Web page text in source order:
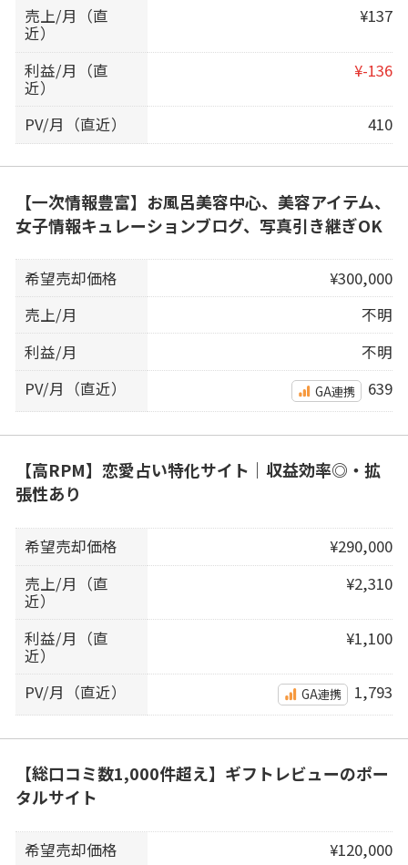
売上/月（直
近）
¥137
利益/月（直
近）
¥-136
PV/月（直近） 410
【一次情報豊富】お風呂美容中心、美容アイテム、
女子情報キュレーションブログ、写真引き継ぎOK
希望売却価格
¥300,000
売上/月
不明
利益/月
不明
PV/月（直近）
GA連携 639
【高RPM】恋愛占い特化サイト｜収益効率◎・拡
張性あり
希望売却価格
¥290,000
売上/月（直
近）
¥2,310
利益/月（直
近）
¥1,100
PV/月（直近） GA連携 1,793
【総口コミ数1,000件超え】ギフトレビューのポー
タルサイト
希望売却価格
¥120,000